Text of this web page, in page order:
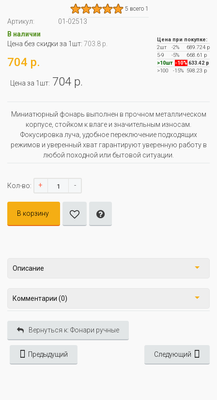
5 всего 1
Артикул:
01-02513
В наличии
Цена без скидки за 1шт: 703.8 р.
704 р.
Цена за 1шт: 704 р.
Цена при покупке:
2шт
-2%
689.724 р
5-9
-5%
668.61 р
>10шт -10% 633.42 р
>100
-15% 598.23 р
Миниатюрный фонарь выполнен в прочном металлическом
корпусе, стойком к влаге и значительным износам.
Фокусировка луча, удобное переключение подходящих
режимов и уверенный хват гарантируют уверенную работу в
любой походной или бытовой ситуации.
Кол-во: + -
В корзину
Описание
Комментарии (0)
Вернуться к: Фонари ручные
Предыдущий Следующий